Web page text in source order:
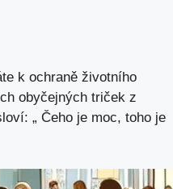
k ochraně životního
obyčejných triček z
„ Čeho je moc, toho je